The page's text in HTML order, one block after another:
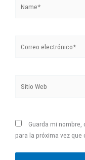
electrónico*
Web
Guarda mi
para la próxima vez que